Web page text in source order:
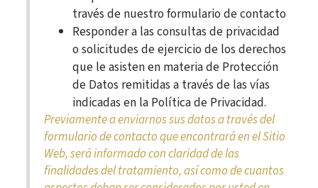
través de nuestro formulario de contacto
Responder a las consultas de privacidad
o solicitudes de ejercicio de los derechos
que le asisten en materia de Protección
de Datos remitidas a través de las vías
indicadas en la Política de Privacidad.
Previamente a enviarnos sus datos a través del
formulario de contacto que encontrará en el Sitio
Web, será informado con claridad de las
finalidades del tratamiento, así como de cuantos